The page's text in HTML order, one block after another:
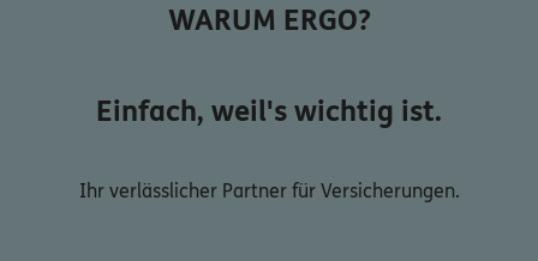
WARUM ERGO?
Einfach, weil's wichtig ist.
Ihr verlässlicher Partner für Versicherungen.